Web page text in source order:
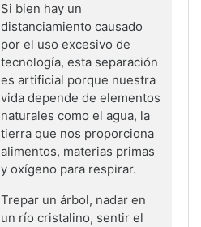
Si bien hay un
distanciamiento causado
por el uso excesivo de
tecnología, esta separación
es artificial porque nuestra
vida depende de elementos
naturales como el agua, la
tierra que nos proporciona
alimentos, materias primas
y oxígeno para respirar.
Trepar un árbol, nadar en
un río cristalino, sentir el